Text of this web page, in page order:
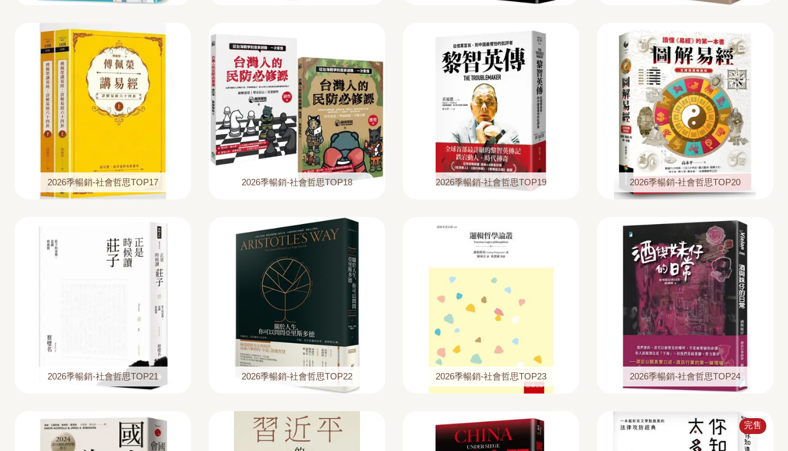
2026季暢銷-社會哲思TOP17 2026季暢銷-社會哲思TOP18 2026季暢銷-社會哲思TOP19 2026季暢銷-社會哲思TOP20
2026季暢銷-社會哲思TOP21 2026季暢銷-社會哲思TOP22 2026季暢銷-社會哲思TOP23 2026季暢銷-社會哲思TOP24
完售